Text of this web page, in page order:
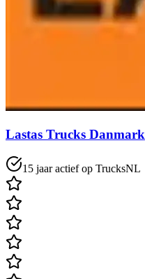
Lastas Trucks Danmark
15 jaar actief op TrucksNL